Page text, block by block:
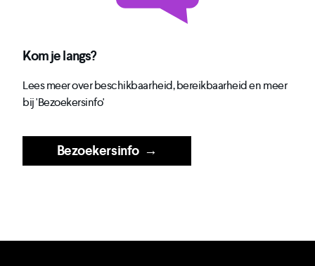
Kom je langs?
Lees meer over beschikbaarheid, bereikbaarheid en meer
bij 'Bezoekersinfo'
Bezoekersinfo→